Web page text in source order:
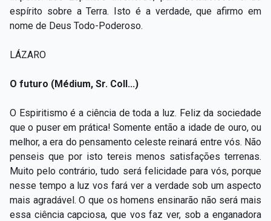
espírito sobre a Terra. Isto é a verdade, que afirmo em
nome de Deus Todo-Poderoso.
LÁZARO
O futuro (Médium, Sr. Coll...)
O Espiritismo é a ciência de toda a luz. Feliz da sociedade
que o puser em prática! Somente então a idade de ouro, ou
melhor, a era do pensamento celeste reinará entre vós. Não
penseis que por isto tereis menos satisfações terrenas.
Muito pelo contrário, tudo será felicidade para vós, porque
nesse tempo a luz vos fará ver a verdade sob um aspecto
mais agradável. O que os homens ensinarão não será mais
essa ciência capciosa, que vos faz ver, sob a enganadora